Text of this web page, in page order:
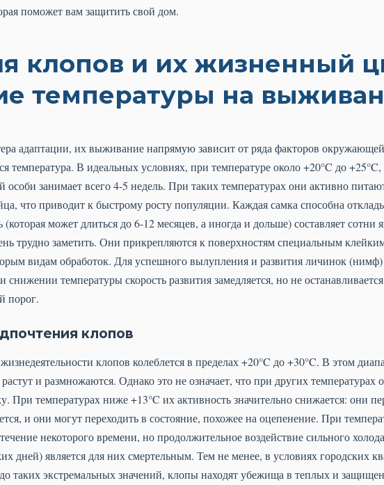
поможет вам защитить свой дом.
клопов и их жизненный
температуры на
адаптации, их выживание напрямую зависит от ряда факторов
температура. В идеальных условиях, при температуре около +20°C до
особи занимает всего 4-5 недель. При таких температурах они активно
что приводит к быстрому росту популяции. Каждая самка способна
может длиться до 6-12 месяцев, а иногда и дольше) составляет сотни
трудно заметить. Они прикрепляются к поверхностям специальным
видам обработок. Для успешного вылупления и развития личинок
снижении температуры скорость развития замедляется, но не
порог.
клопов
клопов колеблется в пределах +20°C до +30°C. В этом
и размножаются. Однако это не означает, что при других температурах
При температурах ниже +13°C их активность значительно снижается: они
и они могут переходить в состояние, похожее на оцепенение. При
некоторого времени, но продолжительное воздействие сильного
дней) является для них смертельным. Тем не менее, в условиях городских
до таких экстремальных значений, клопы находят убежища в теплых и